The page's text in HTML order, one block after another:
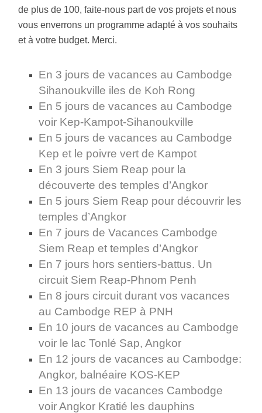
de plus de 100, faite-nous part de vos projets et nous
vous enverrons un programme adapté à vos souhaits
et à votre budget. Merci.
En 3 jours de vacances au Cambodge
Sihanoukville iles de Koh Rong
En 5 jours de vacances au Cambodge
voir Kep-Kampot-Sihanoukville
En 5 jours de vacances au Cambodge
Kep et le poivre vert de Kampot
En 3 jours Siem Reap pour la
découverte des temples d’Angkor
En 5 jours Siem Reap pour découvrir les
temples d’Angkor
En 7 jours de Vacances Cambodge
Siem Reap et temples d’Angkor
En 7 jours hors sentiers-battus. Un
circuit Siem Reap-Phnom Penh
En 8 jours circuit durant vos vacances
au Cambodge REP à PNH
En 10 jours de vacances au Cambodge
voir le lac Tonlé Sap, Angkor
En 12 jours de vacances au Cambodge:
Angkor, balnéaire KOS-KEP
En 13 jours de vacances Cambodge
voir Angkor Kratié les dauphins